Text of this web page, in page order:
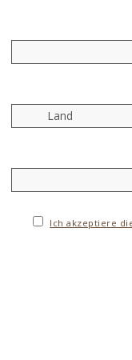
Ich akzeptiere